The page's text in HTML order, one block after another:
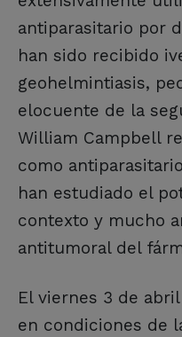
antiparasitario por
han sido recibido
geohelmintiasis,
elocuente de la
William Campbell
como
han estudiado el
contexto y mucho
antitumoral del
El viernes 3 de
en condiciones de